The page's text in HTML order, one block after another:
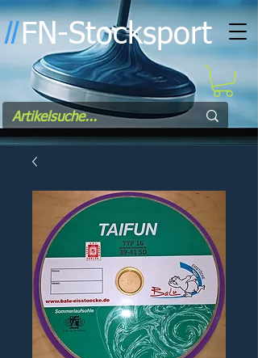
ll FN-Stocksport